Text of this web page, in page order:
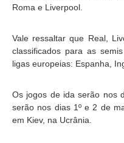
Roma e Liverpool.
Vale ressaltar que Real,
classificados para as
ligas europeias: Espanha,
Os jogos de ida serão nos
serão nos dias 1º e 2 de
em Kiev, na Ucrânia.